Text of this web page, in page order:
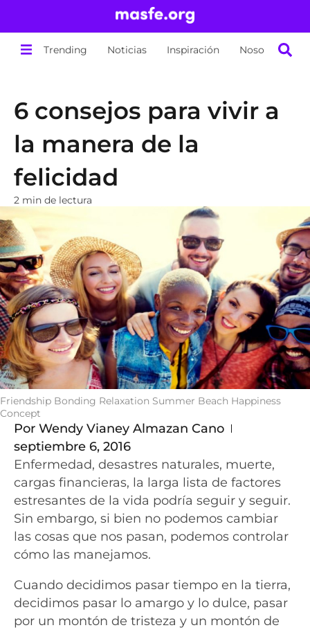
Trending Noticias Inspiración Nosotros
6 consejos para vivir a
la manera de la
felicidad
2 min de lectura
Friendship Bonding Relaxation Summer Beach Happiness
Concept
Por Wendy Vianey Almazan Cano
septiembre 6, 2016
Enfermedad, desastres naturales, muerte,
cargas financieras, la larga lista de factores
estresantes de la vida podría seguir y seguir.
Sin embargo, si bien no podemos cambiar
las cosas que nos pasan, podemos controlar
cómo las manejamos.
Cuando decidimos pasar tiempo en la tierra,
decidimos pasar lo amargo y lo dulce, pasar
por un montón de tristeza y un montón de